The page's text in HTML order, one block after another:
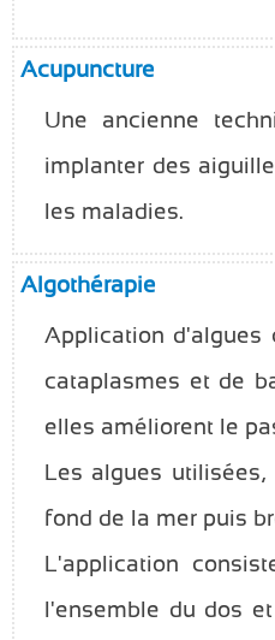
Acupuncture
Une ancienne
implanter des
les maladies.
Algothérapie
Application d'algues
cataplasmes et de
elles améliorent le
Les algues
fond de la mer puis
L'application
l'ensemble du dos